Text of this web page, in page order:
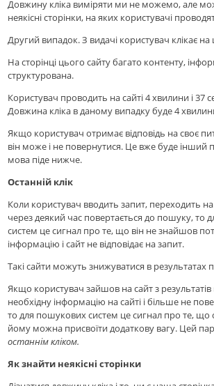
Довжину кліка виміряти ми не можемо, але
неякісні сторінки, на яких користувачі
Другий випадок. З видачі користувач клікає
На сторінці цього сайту багато контенту,
структурована.
Користувач проводить на сайті 4 хвилини і 37
Довжина кліка в даному випадку буде 4
Якщо користувач отримає відповідь на своє
він може і не повернутися. Це вже буде інший
мова піде нижче.
Останній клік
Коли користувач вводить запит, переходить на
через деякий час повертається до пошуку, то
систем це сигнал про те, що він не знайшов
інформацію і сайт не відповідає на запит.
Такі сайти можуть знижуватися в результатах
Якщо користувач зайшов на сайт з
необхідну інформацію на сайті і більше не
то для пошукових систем це сигнал про те, що
йому можна присвоїти додаткову вагу. Цей
останнім кліком.
Як знайти неякісні сторінки